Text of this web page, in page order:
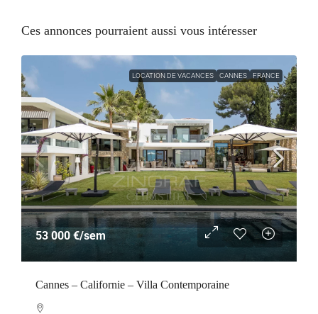
Ces annonces pourraient aussi vous intéresser
LOCATION DE VACANCES CANNES FRANCE
53 000 €/sem
Cannes – Californie – Villa Contemporaine